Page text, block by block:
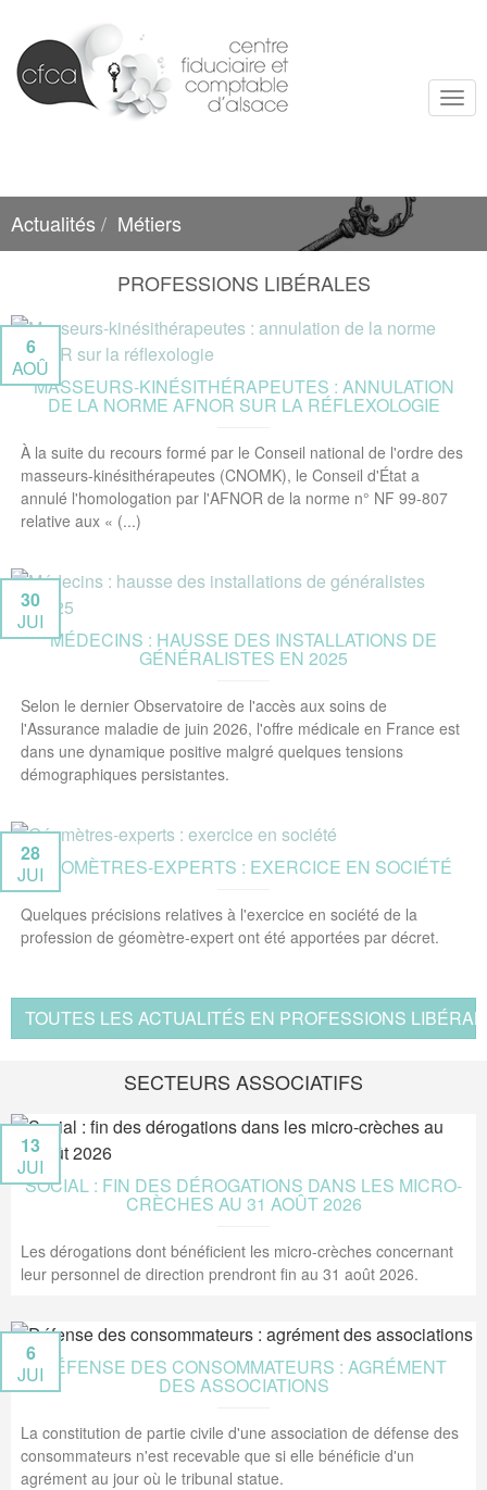
Actualités Métiers
PROFESSIONS LIBÉRALES
MASSEURS-KINÉSITHÉRAPEUTES : ANNULATION
DE LA NORME AFNOR SUR LA RÉFLEXOLOGIE
6
AOÛ
À la suite du recours formé par le Conseil national de l'ordre des
masseurs-kinésithérapeutes (CNOMK), le Conseil d'État a
annulé l'homologation par l'AFNOR de la norme n° NF 99-807
relative aux « (...)
MÉDECINS : HAUSSE DES INSTALLATIONS DE
GÉNÉRALISTES EN 2025
30
JUI
Selon le dernier Observatoire de l'accès aux soins de
l'Assurance maladie de juin 2026, l'offre médicale en France est
dans une dynamique positive malgré quelques tensions
démographiques persistantes.
GÉOMÈTRES-EXPERTS : EXERCICE EN SOCIÉTÉ
28
JUI
Quelques précisions relatives à l'exercice en société de la
profession de géomètre-expert ont été apportées par décret.
TOUTES LES ACTUALITÉS EN PROFESSIONS
SECTEURS ASSOCIATIFS
SOCIAL : FIN DES DÉROGATIONS DANS LES MICRO-
CRÈCHES AU 31 AOÛT 2026
13
JUI
Les dérogations dont bénéficient les micro-crèches concernant
leur personnel de direction prendront fin au 31 août 2026.
DÉFENSE DES CONSOMMATEURS : AGRÉMENT
DES ASSOCIATIONS
6
JUI
La constitution de partie civile d'une association de défense des
consommateurs n'est recevable que si elle bénéficie d'un
agrément au jour où le tribunal statue.